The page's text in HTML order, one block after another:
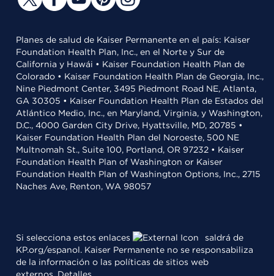
Planes de salud de Kaiser Permanente en el país: Kaiser
Foundation Health Plan, Inc., en el Norte y Sur de
California y Hawái • Kaiser Foundation Health Plan de
Colorado • Kaiser Foundation Health Plan de Georgia, Inc.,
Nine Piedmont Center, 3495 Piedmont Road NE, Atlanta,
GA 30305 • Kaiser Foundation Health Plan de Estados del
Atlántico Medio, Inc., en Maryland, Virginia, y Washington,
D.C., 4000 Garden City Drive, Hyattsville, MD, 20785 •
Kaiser Foundation Health Plan del Noroeste, 500 NE
Multnomah St., Suite 100, Portland, OR 97232 • Kaiser
Foundation Health Plan of Washington or Kaiser
Foundation Health Plan of Washington Options, Inc., 2715
Naches Ave, Renton, WA 98057
Si selecciona estos enlaces
saldrá de
KP.org/espanol. Kaiser Permanente no se responsabiliza
de la información o las políticas de sitios web